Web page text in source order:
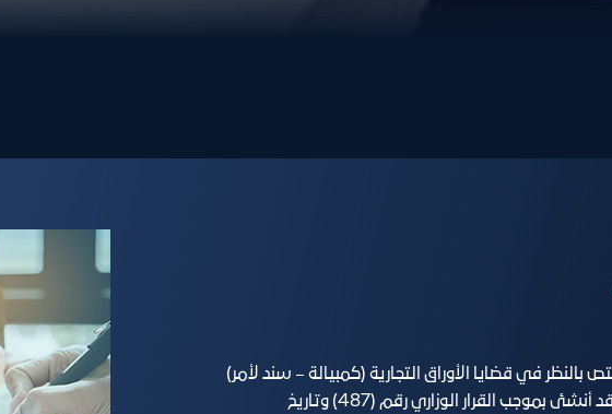
في قضايا الأوراق التجارية (كمبيالة – سند لأمر)
المحررة من التجار أو الأفراد، وقد أنشئ بموجب القرار الوزاري رقم (487) وتاريخ